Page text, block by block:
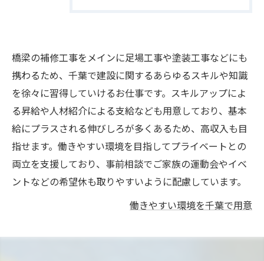
橋梁の補修工事をメインに足場工事や塗装工事などにも
携わるため、千葉で建設に関するあらゆるスキルや知識
を徐々に習得していけるお仕事です。スキルアップによ
る昇給や人材紹介による支給なども用意しており、基本
給にプラスされる伸びしろが多くあるため、高収入も目
指せます。働きやすい環境を目指してプライベートとの
両立を支援しており、事前相談でご家族の運動会やイベ
ントなどの希望休も取りやすいように配慮しています。
働きやすい環境を千葉で用意